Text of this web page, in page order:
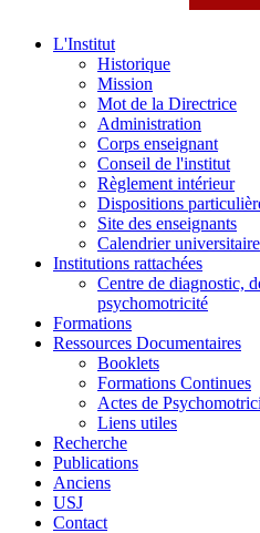
L'Institut
Historique
Mission
Mot de la Directrice
Administration
Corps enseignant
Conseil de l'institut
Règlement intérieur
Dispositions
Site des enseignants
Calendrier universitaire
Institutions rattachées
Centre de diagnostic,
psychomotricité
Formations
Ressources Documentaires
Booklets
Formations Continues
Actes de
Liens utiles
Recherche
Publications
Anciens
USJ
Contact